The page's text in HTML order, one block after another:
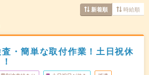
新着順 時給順
・簡単な取付作業！土日祝休